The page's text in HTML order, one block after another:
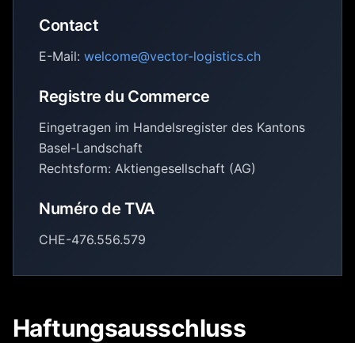
Contact
E-Mail: welcome@vector-logistics.ch
Registre du Commerce
Eingetragen im Handelsregister des Kantons
Basel-Landschaft
Rechtsform: Aktiengesellschaft (AG)
Numéro de TVA
CHE-476.556.579
Haftungsausschluss